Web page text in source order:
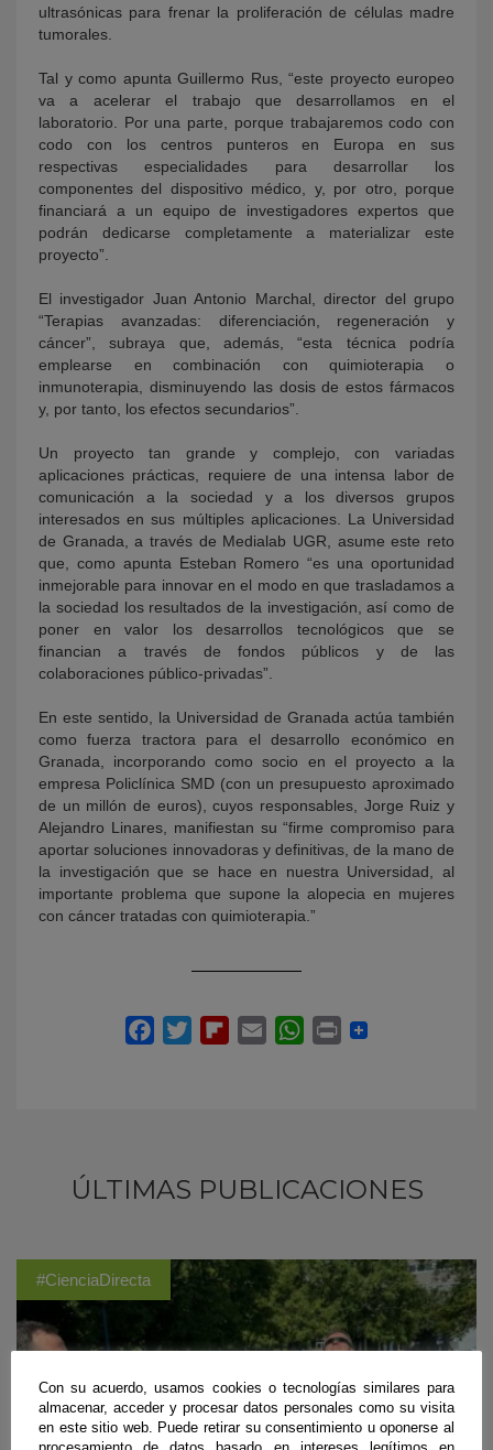
ultrasónicas para frenar la proliferación de células madre
tumorales.
Tal y como apunta Guillermo Rus, “este proyecto europeo
va a acelerar el trabajo que desarrollamos en el
laboratorio. Por una parte, porque trabajaremos codo con
codo con los centros punteros en Europa en sus
respectivas especialidades para desarrollar los
componentes del dispositivo médico, y, por otro, porque
financiará a un equipo de investigadores expertos que
podrán dedicarse completamente a materializar este
proyecto”.
El investigador Juan Antonio Marchal, director del grupo
“Terapias avanzadas: diferenciación, regeneración y
cáncer”, subraya que, además, “esta técnica podría
emplearse en combinación con quimioterapia o
inmunoterapia, disminuyendo las dosis de estos fármacos
y, por tanto, los efectos secundarios”.
Un proyecto tan grande y complejo, con variadas
aplicaciones prácticas, requiere de una intensa labor de
comunicación a la sociedad y a los diversos grupos
interesados en sus múltiples aplicaciones. La Universidad
de Granada, a través de Medialab UGR, asume este reto
que, como apunta Esteban Romero “es una oportunidad
inmejorable para innovar en el modo en que trasladamos a
la sociedad los resultados de la investigación, así como de
poner en valor los desarrollos tecnológicos que se
financian a través de fondos públicos y de las
colaboraciones público-privadas”.
En este sentido, la Universidad de Granada actúa también
como fuerza tractora para el desarrollo económico en
Granada, incorporando como socio en el proyecto a la
empresa Policlínica SMD (con un presupuesto aproximado
de un millón de euros), cuyos responsables, Jorge Ruiz y
Alejandro Linares, manifiestan su “firme compromiso para
aportar soluciones innovadoras y definitivas, de la mano de
la investigación que se hace en nuestra Universidad, al
importante problema que supone la alopecia en mujeres
con cáncer tratadas con quimioterapia.”
ÚLTIMAS PUBLICACIONES
#CienciaDirecta
Con su acuerdo, usamos cookies o tecnologías similares para
almacenar, acceder y procesar datos personales como su visita
en este sitio web. Puede retirar su consentimiento u oponerse al